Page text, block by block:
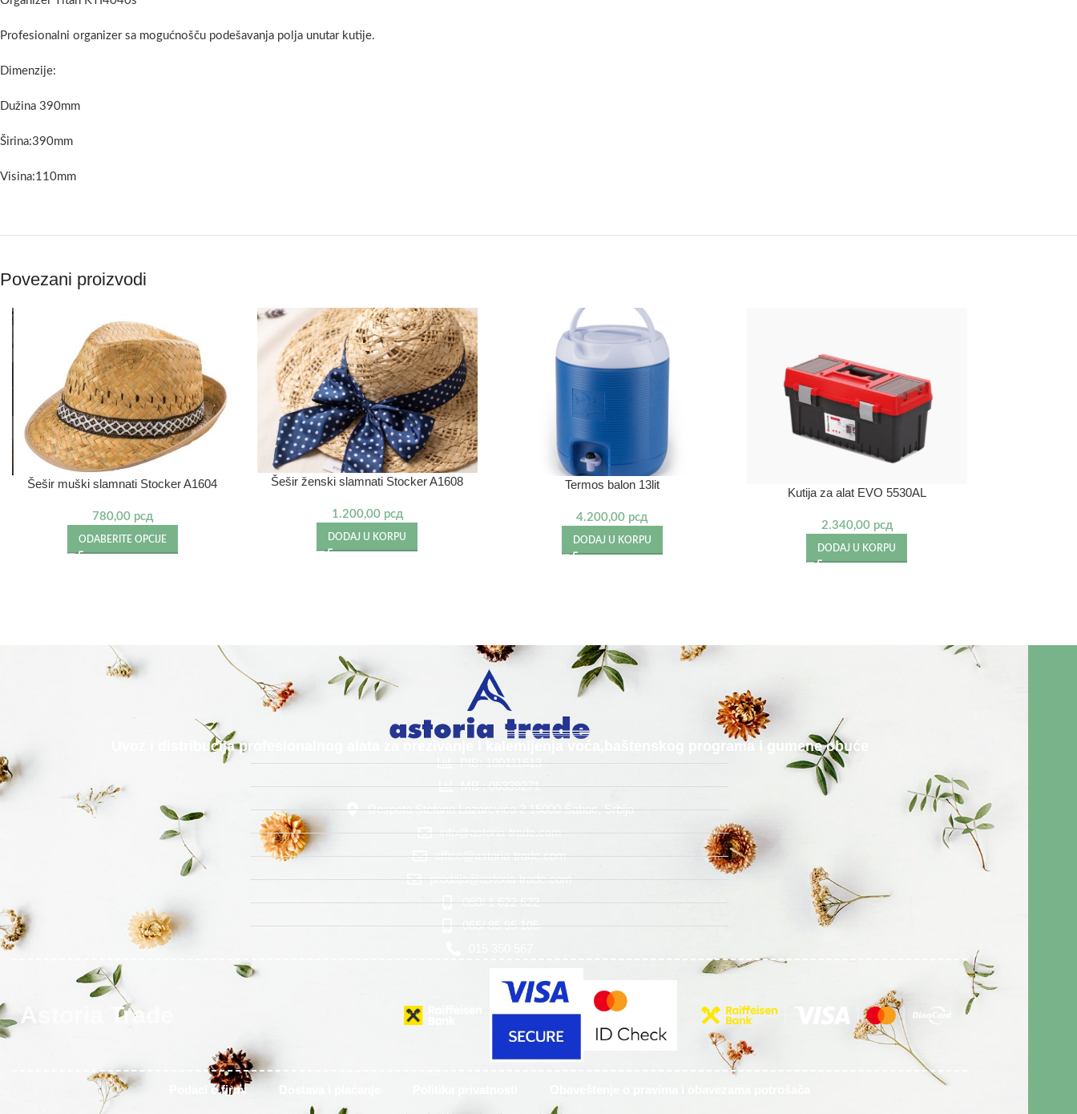
Profesionalni organizer sa mogućnošču podešavanja polja unutar kutije.
Dimenzije:
Dužina 390mm
Širina:390mm
Visina:110mm
Povezani proizvodi
Šešir muški slamnati Stocker A1604
780,00 рсд
ODABERITE OPCIJE
Šešir ženski slamnati Stocker A1608
1.200,00 рсд
DODAJ U KORPU
Termos balon 13lit
4.200,00 рсд
DODAJ U KORPU
Kutija za alat EVO 5530AL
2.340,00 рсд
DODAJ U KORPU
Uvoz i distribucija profesionalnog alata za orezivanje i kalemljenja voća,baštenskog programa i gumene obuće
PIB: 100111613
MB : 06339271
Despota Stefana Lazarevića 2 15000 Šabac, Srbija
info@astoria-trade.com
office@astoria-trade.com
prodaja@astoria-trade.com
060/ 1 622 622
065/ 85 95 105
Astoria Trade
Podaci o firmi